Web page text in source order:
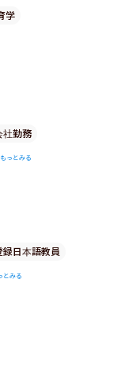
学
社勤務
もっとみる
録日本語教員
とみる